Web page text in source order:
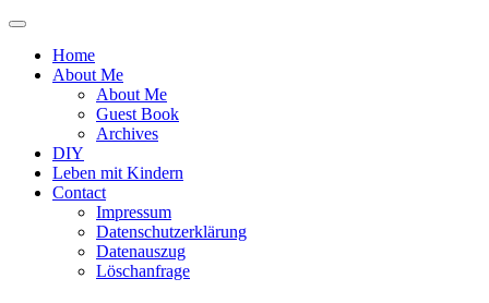
Menü
oder
ausblenden
Home
About Me
About Me
Guest Book
Archives
DIY
Leben mit Kindern
Contact
Impressum
Datenschutzerklärung
Datenauszug
Löschanfrage